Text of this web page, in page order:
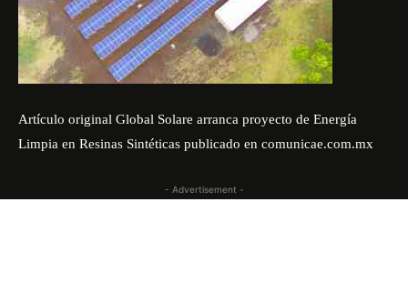
Artículo original Global Solare arranca proyecto de Energía
Limpia en Resinas Sintéticas publicado en comunicae.com.mx
- Advertisement -